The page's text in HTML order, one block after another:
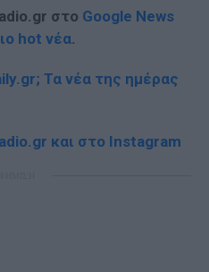
στο Google News
hot νέα.
Τα νέα της ημέρας
και στο Instagram